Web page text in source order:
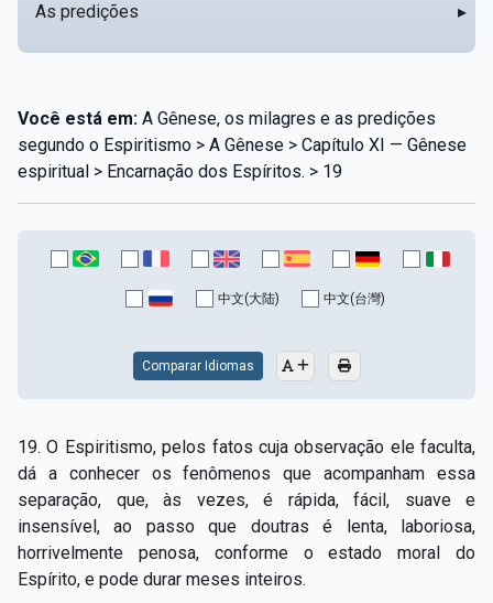
As predições ▸
Você está em: A Gênese, os milagres e as predições
segundo o Espiritismo > A Gênese > Capítulo XI — Gênese
espiritual > Encarnação dos Espíritos. > 19
中文(大陆) 中文(台灣)
Comparar Idiomas
19. O Espiritismo, pelos fatos cuja observação ele faculta,
dá a conhecer os fenômenos que acompanham essa
separação, que, às vezes, é rápida, fácil, suave e
insensível, ao passo que doutras é lenta, laboriosa,
horrivelmente penosa, conforme o estado moral do
Espírito, e pode durar meses inteiros.